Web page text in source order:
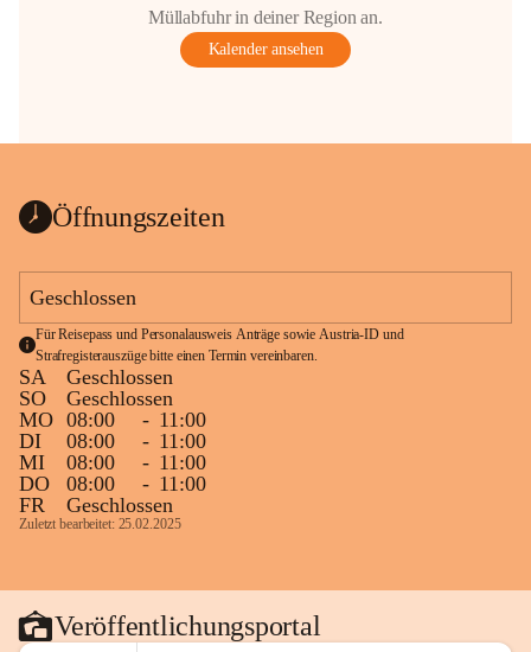
Müllabfuhr in deiner Region an.
Kalender ansehen
Öffnungszeiten
Geschlossen
Für Reisepass und Personalausweis Anträge sowie Austria-ID und
Strafregisterauszüge bitte einen Termin vereinbaren.
SA
Geschlossen
SO
Geschlossen
MO 08:00 - 11:00
DI
08:00 - 11:00
MI
08:00 - 11:00
DO
08:00 - 11:00
FR
Geschlossen
Zuletzt bearbeitet: 25.02.2025
Veröffentlichungsportal